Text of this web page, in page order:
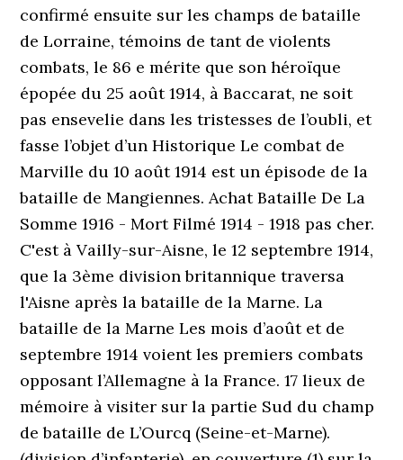
confirmé ensuite sur les champs de bataille
de Lorraine, témoins de tant de violents
combats, le 86 e mérite que son héroïque
épopée du 25 août 1914, à Baccarat, ne soit
pas ensevelie dans les tristesses de l’oubli, et
fasse l’objet d’un Historique Le combat de
Marville du 10 août 1914 est un épisode de la
bataille de Mangiennes. Achat Bataille De La
Somme 1916 - Mort Filmé 1914 - 1918 pas cher.
C'est à Vailly-sur-Aisne, le 12 septembre 1914,
que la 3ème division britannique traversa
l'Aisne après la bataille de la Marne. La
bataille de la Marne Les mois d’août et de
septembre 1914 voient les premiers combats
opposant l’Allemagne à la France. 17 lieux de
mémoire à visiter sur la partie Sud du champ
de bataille de L’Ourcq (Seine-et-Marne).